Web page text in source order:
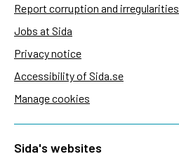
Report corruption and irregularities
Jobs at Sida
Privacy notice
Accessibility of Sida.se
Manage cookies
Sida's websites